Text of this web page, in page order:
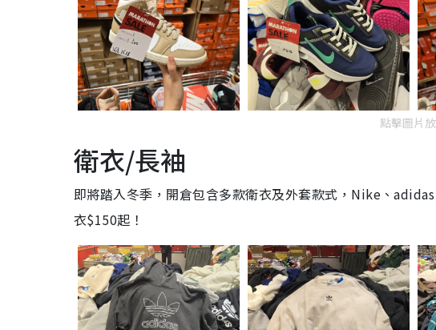
點擊圖片
衛衣/長袖
即將踏入冬季，開倉包含多款衛衣及外套款式，Nike、
衣$150起！